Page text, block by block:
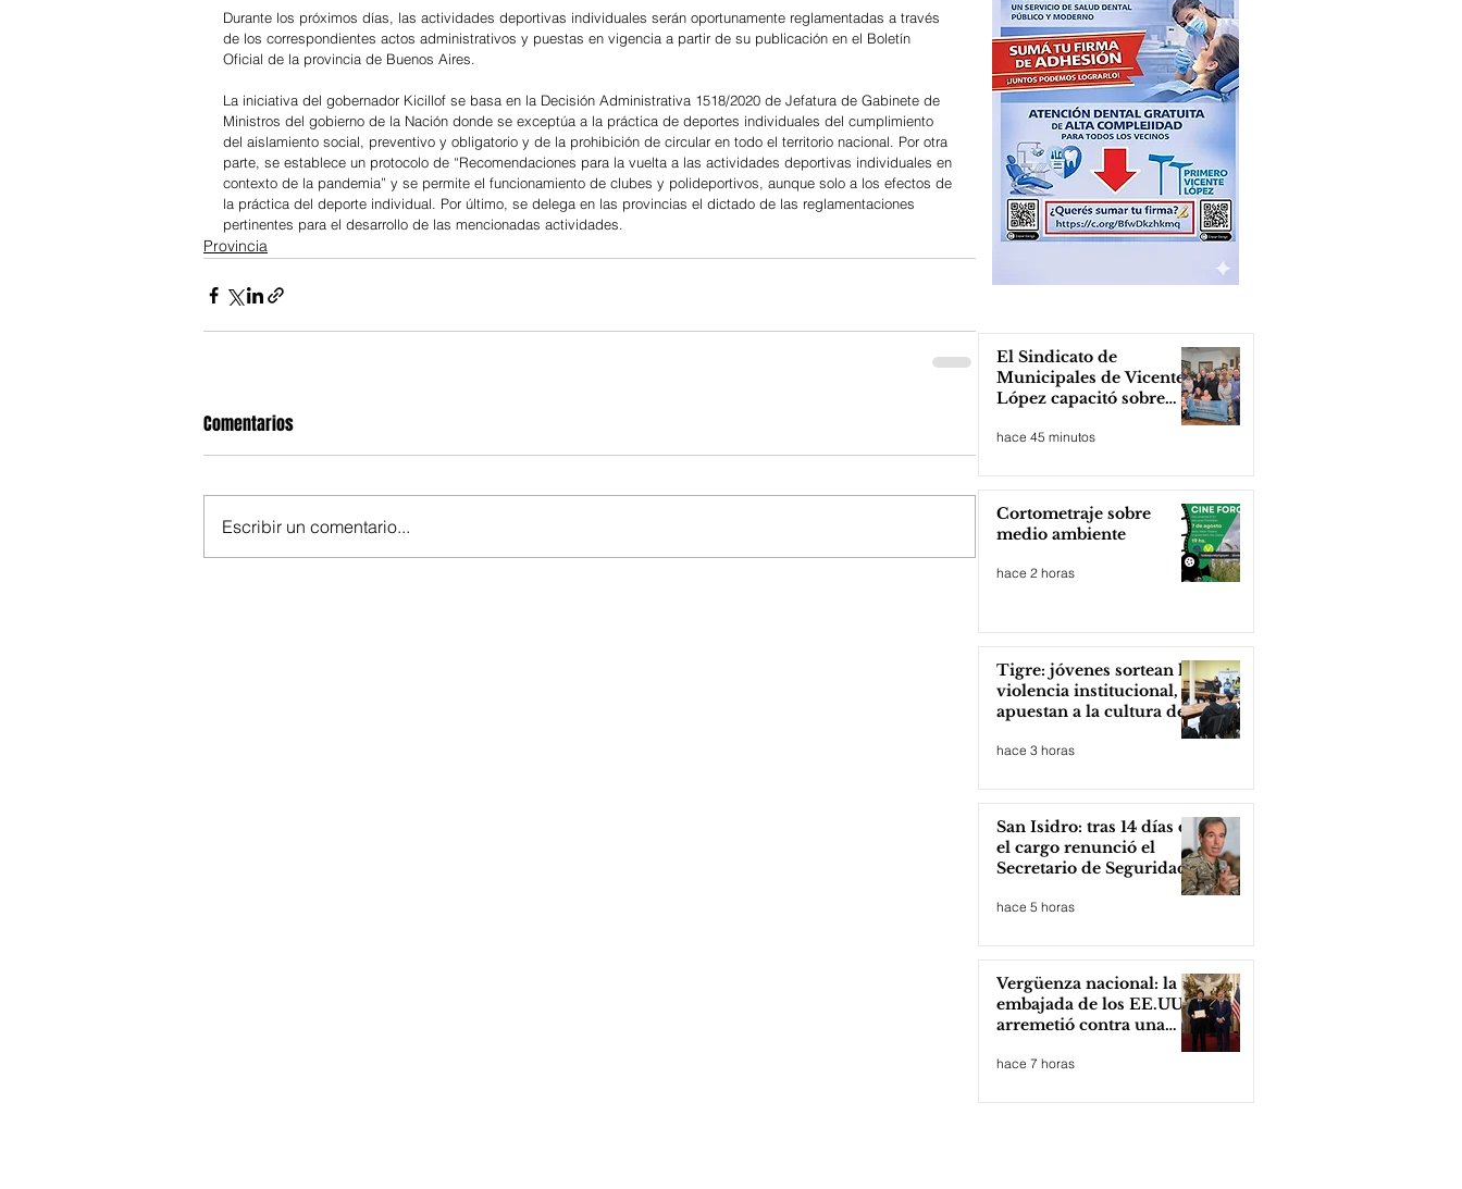
Durante los próximos días, las actividades deportivas individuales serán oportunamente reglamentadas a través
de los correspondientes actos administrativos y puestas en vigencia a partir de su publicación en el Boletín
Oficial de la provincia de Buenos Aires.
La iniciativa del gobernador Kicillof se basa en la Decisión Administrativa 1518/2020 de Jefatura de Gabinete de
Ministros del gobierno de la Nación donde se exceptúa a la práctica de deportes individuales del cumplimiento
del aislamiento social, preventivo y obligatorio y de la prohibición de circular en todo el territorio nacional. Por otra
parte, se establece un protocolo de “Recomendaciones para la vuelta a las actividades deportivas individuales en
contexto de la pandemia” y se permite el funcionamiento de clubes y polideportivos, aunque solo a los efectos de
la práctica del deporte individual. Por último, se delega en las provincias el dictado de las reglamentaciones
pertinentes para el desarrollo de las mencionadas actividades.
Provincia
Comentarios
Escribir un comentario...
El Sindicato de
Municipales de Vicente
López capacitó sobre
hace 45 minutos
Cortometraje sobre
medio ambiente
hace 2 horas
Tigre: jóvenes sortean la
violencia institucional,
apuestan a la cultura del
hace 3 horas
San Isidro: tras 14 días en
el cargo renunció el
Secretario de Seguridad
hace 5 horas
Vergüenza nacional: la
embajada de los EE.UU
arremetió contra una
hace 7 horas